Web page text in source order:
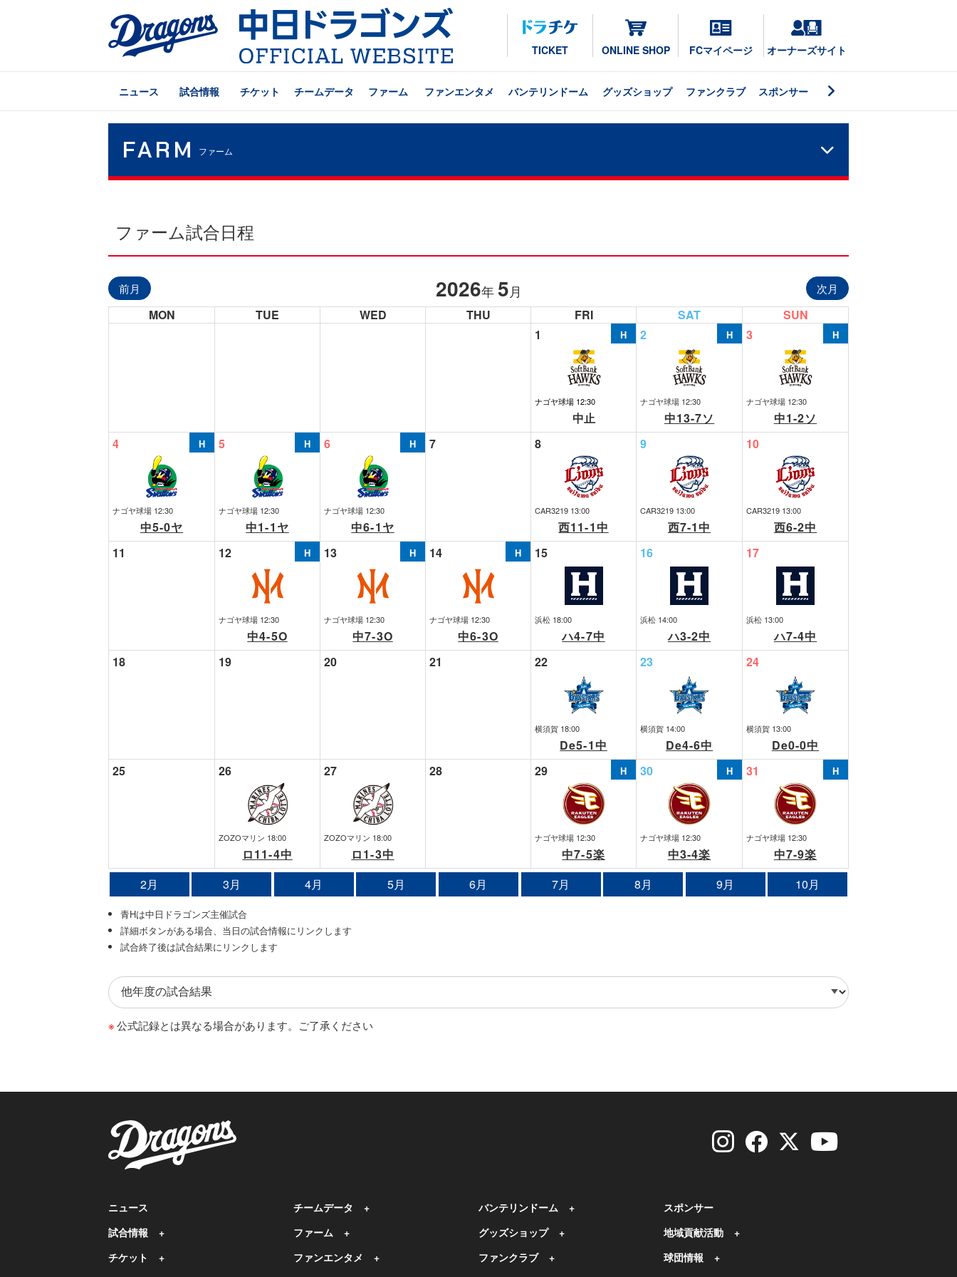
TICKET ONLINE SHOP FCマイページ オーナーズサイト
ニュース 試合情報 チケット チームデータ ファーム ファンエンタメ バンテリンドーム グッズショップ ファンクラブ スポンサー
FARM ファーム
ファーム試合日程
前月 2026年 5月 次月
MON TUE WED THU FRI SAT
SUN
1
ナゴヤ球場 12:30
中止
2
ナゴヤ球場 12:30
中13-7ソ
3
ナゴヤ球場 12:30
中1-2ソ
4
ナゴヤ球場 12:30
中5-0ヤ
5
ナゴヤ球場 12:30
中1-1ヤ
6
ナゴヤ球場 12:30
中6-1ヤ
7 8
CAR3219 13:00
西11-1中
9
CAR3219 13:00
西7-1中
10
CAR3219 13:00
西6-2中
11
12
ナゴヤ球場 12:30
中4-5O
13
ナゴヤ球場 12:30
中7-3O
14
ナゴヤ球場 12:30
中6-3O
15
浜松 18:00
ハ4-7中
16
浜松 14:00
ハ3-2中
17
浜松 13:00
ハ7-4中
18
19 20 21 22
横須賀 18:00
De5-1中
23
横須賀 14:00
De4-6中
24
横須賀 13:00
De0-0中
25
26
ZOZOマリン 18:00
ロ11-4中
27
ZOZOマリン 18:00
ロ1-3中
28 29
ナゴヤ球場 12:30
中7-5楽
30
ナゴヤ球場 12:30
中3-4楽
31
ナゴヤ球場 12:30
中7-9楽
2月
3月 4月 5月 6月 7月 8月 9月 10月
青Hは中日ドラゴンズ主催試合
詳細ボタンがある場合、当日の試合情報にリンクします
試合終了後は試合結果にリンクします
公式記録とは異なる場合があります。ご了承ください
ニュース
試合情報
チケット
チームデータ
ファーム
ファンエンタメ
バンテリンドーム
グッズショップ
ファンクラブ
スポンサー
地域貢献活動
球団情報